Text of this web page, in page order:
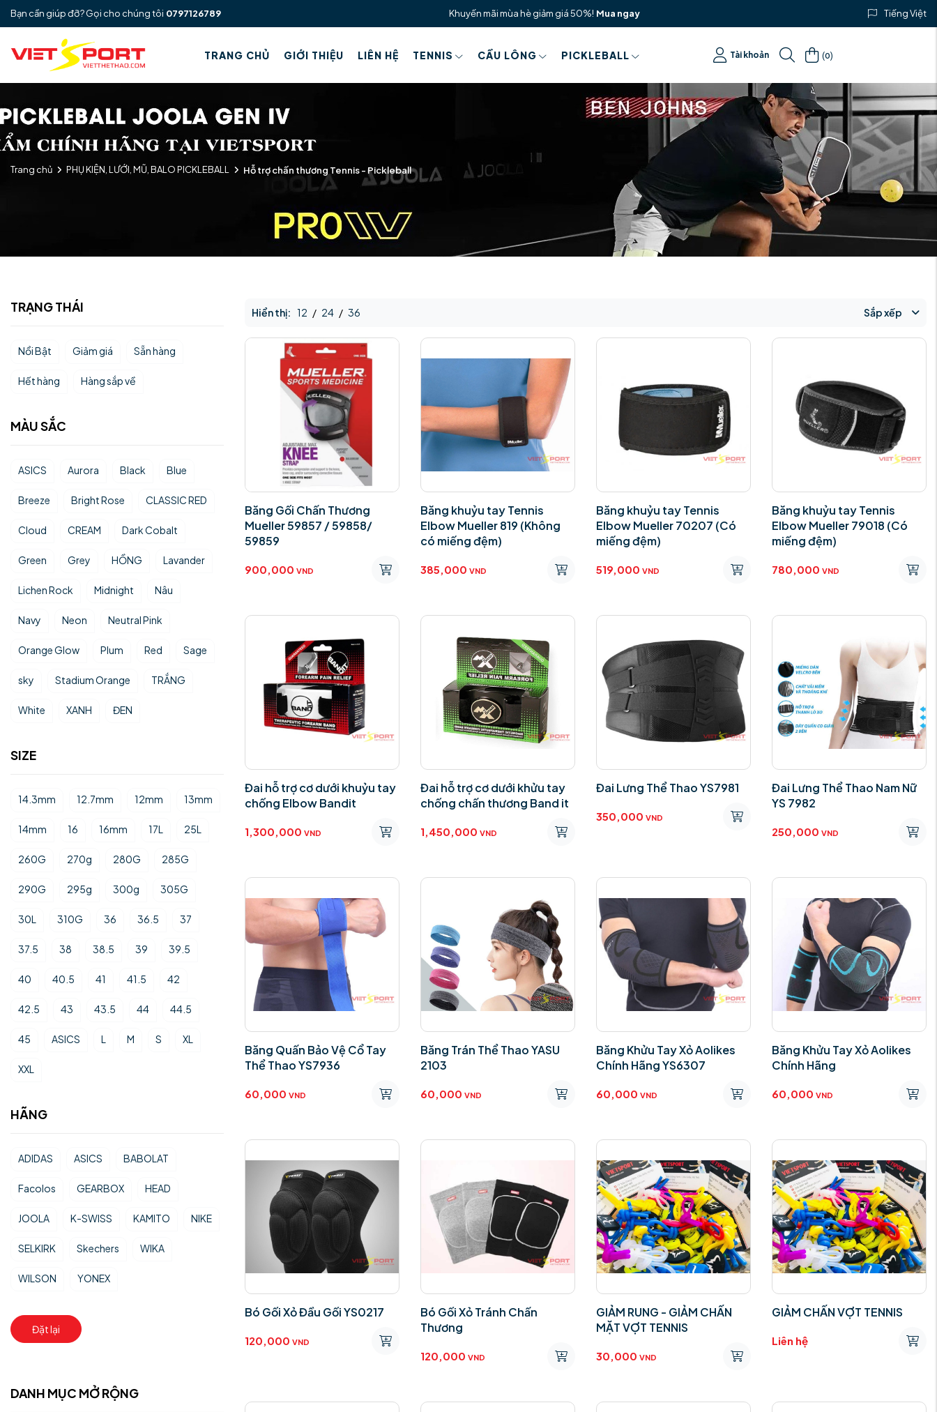
Bạn cần giúp đỡ? Gọi cho chúng tôi 0797126789 Khuyến mãi mùa hè giảm giá 50%! Mua ngay Tiếng Việt
TRANG CHỦ GIỚI THIỆU LIÊN HỆ TENNIS CẦU LÔNG PICKLEBALL Tài khoản (0)
Trang chủ PHỤ KIỆN, LƯỚI, MŨ, BALO PICKLEBALL Hỗ trợ chấn thương Tennis - Pickleball
TRẠNG THÁI
Nổi Bật Giảm giá Sẵn hàng
Hết hàng Hàng sắp về
MÀU SẮC
ASICS Aurora Black Blue
Breeze Bright Rose CLASSIC RED
Cloud CREAM Dark Cobalt
Green Grey HỒNG Lavander
Lichen Rock Midnight Nâu
Navy Neon Neutral Pink
Orange Glow Plum Red Sage
sky Stadium Orange TRẮNG
White XANH ĐEN
SIZE
14.3mm 12.7mm 12mm 13mm
14mm 16 16mm 17L 25L
260G 270g 280G 285G
290G 295g 300g 305G
30L 310G 36 36.5 37
37.5 38 38.5 39 39.5
40 40.5 41 41.5 42
42.5 43 43.5 44 44.5
45 ASICS L M S XL
XXL
HÃNG
ADIDAS ASICS BABOLAT
Facolos GEARBOX HEAD
JOOLA K-SWISS KAMITO NIKE
SELKIRK Skechers WIKA
WILSON YONEX
Đặt lại
DANH MỤC MỞ RỘNG
Hiển thị: 12 / 24 / 36 Sắp xếp
Băng Gối Chấn Thương
Mueller 59857 / 59858/
59859
900,000 VND
Băng khuỷu tay Tennis
Elbow Mueller 819 (Không
có miếng đệm)
385,000 VND
Băng khuỷu tay Tennis
Elbow Mueller 70207 (Có
miếng đệm)
519,000 VND
Băng khuỷu tay Tennis
Elbow Mueller 79018 (Có
miếng đệm)
780,000 VND
Đai hỗ trợ cơ dưới khuỷu tay
chống Elbow Bandit
1,300,000 VND
Đai hỗ trợ cơ dưới khửu tay
chống chấn thương Band it
1,450,000 VND
Đai Lưng Thể Thao YS7981
350,000 VND
Đai Lưng Thể Thao Nam Nữ
YS 7982
250,000 VND
Băng Quấn Bảo Vệ Cổ Tay
Thể Thao YS7936
60,000 VND
Băng Trán Thể Thao YASU
2103
60,000 VND
Băng Khửu Tay Xỏ Aolikes
Chính Hãng YS6307
60,000 VND
Băng Khửu Tay Xỏ Aolikes
Chính Hãng
60,000 VND
Bó Gối Xỏ Đầu Gối YS0217
120,000 VND
Bó Gối Xỏ Tránh Chấn
Thương
120,000 VND
GIẢM RUNG - GIẢM CHẤN
MẶT VỢT TENNIS
30,000 VND
GIẢM CHẤN VỢT TENNIS
Liên hệ